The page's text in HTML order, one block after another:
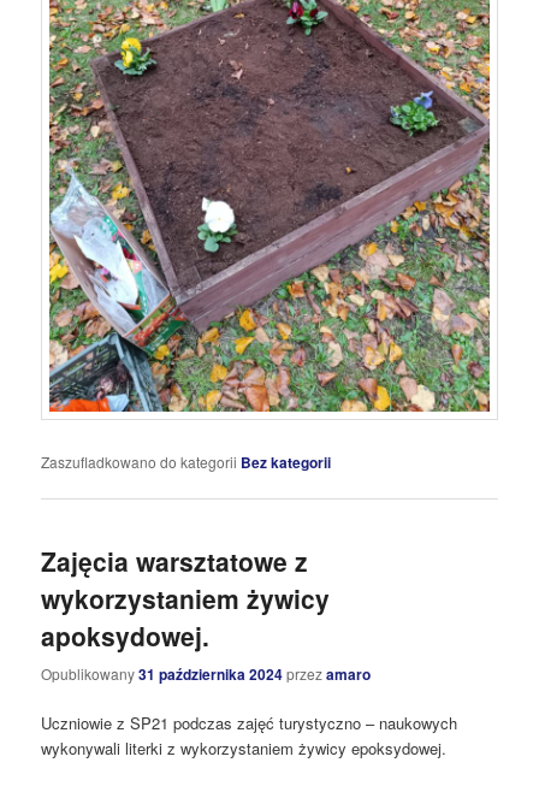
Zaszufladkowano do kategorii Bez kategorii
Zajęcia warsztatowe z
wykorzystaniem żywicy
apoksydowej.
Opublikowany31 października 2024przezamaro
Uczniowie z SP21 podczas zajęć turystyczno – naukowych
wykonywali literki z wykorzystaniem żywicy epoksydowej.